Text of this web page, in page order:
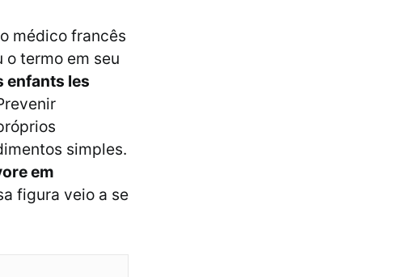
médico francês
o termo em seu
enfants les
simples.
em
figura veio a se